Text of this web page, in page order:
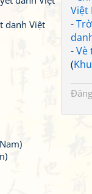
Việt
-
-Vè
(
danh Việt